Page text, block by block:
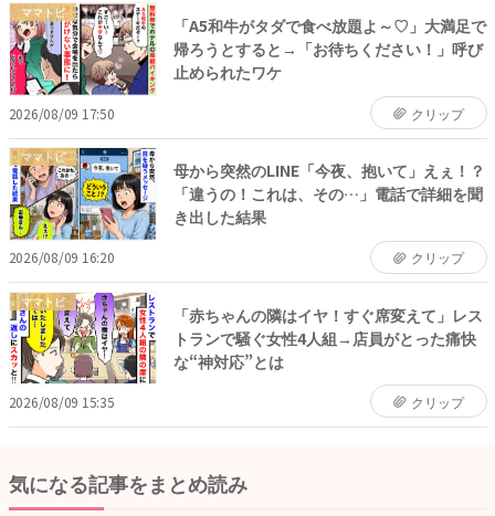
ママトピ
「A5和牛がタダで食べ放題よ～♡」大満足で
帰ろうとすると→「お待ちください！」呼び
止められたワケ
2026/08/09 17:50 クリップ
ママトピ
母から突然のLINE「今夜、抱いて」えぇ！？
「違うの！これは、その…」電話で詳細を聞
き出した結果
2026/08/09 16:20 クリップ
ママトピ
「赤ちゃんの隣はイヤ！すぐ席変えて」レス
トランで騒ぐ女性4人組→店員がとった痛快
な“神対応”とは
2026/08/09 15:35 クリップ
気になる記事をまとめ読み